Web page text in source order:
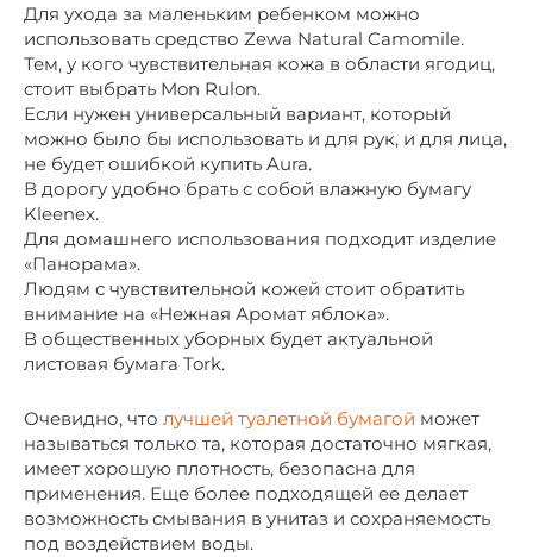
Для ухода за маленьким ребенком можно
использовать средство Zewa Natural Camomile.
Тем, у кого чувствительная кожа в области ягодиц,
стоит выбрать Mon Rulon.
Если нужен универсальный вариант, который
можно было бы использовать и для рук, и для лица,
не будет ошибкой купить Aura.
В дорогу удобно брать с собой влажную бумагу
Kleenex.
Для домашнего использования подходит изделие
«Панорама».
Людям с чувствительной кожей стоит обратить
внимание на «Нежная Аромат яблока».
В общественных уборных будет актуальной
листовая бумага Tork.
Очевидно, что лучшей туалетной бумагой может
называться только та, которая достаточно мягкая,
имеет хорошую плотность, безопасна для
применения. Еще более подходящей ее делает
возможность смывания в унитаз и сохраняемость
под воздействием воды.